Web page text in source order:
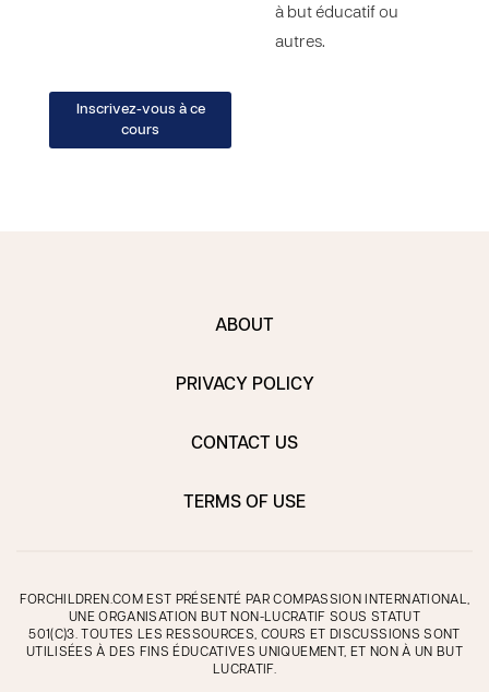
à but éducatif ou
autres.
ABOUT
PRIVACY POLICY
CONTACT US
TERMS OF USE
FORCHILDREN.COM EST PRÉSENTÉ PAR COMPASSION INTERNATIONAL,
UNE ORGANISATION BUT NON-LUCRATIF SOUS STATUT
501(C)3. TOUTES LES RESSOURCES, COURS ET DISCUSSIONS SONT
UTILISÉES À DES FINS ÉDUCATIVES UNIQUEMENT, ET NON À UN BUT
LUCRATIF.